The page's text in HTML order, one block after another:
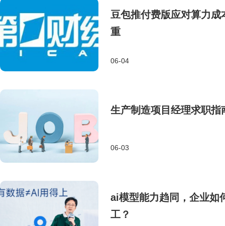
豆包推付费版应对算力
重
06-04
生产制造项目经理求职
06-03
ai模型能力趋同，企业如
工？